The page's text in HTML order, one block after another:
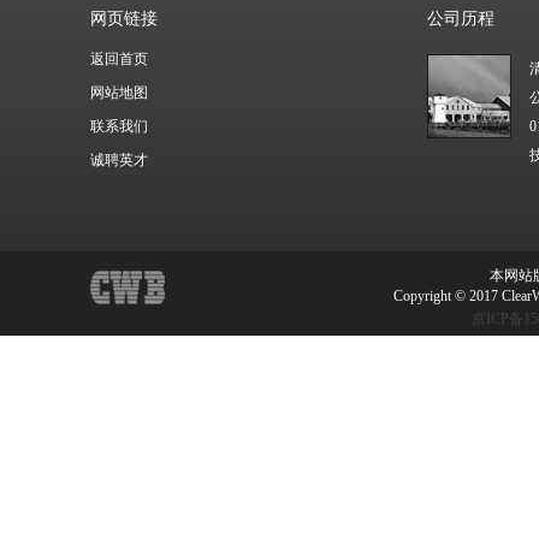
网页链接
返回首页
网站地图
联系我们
诚聘英才
公司历程
本网站
Copyright © 2017
京ICP备